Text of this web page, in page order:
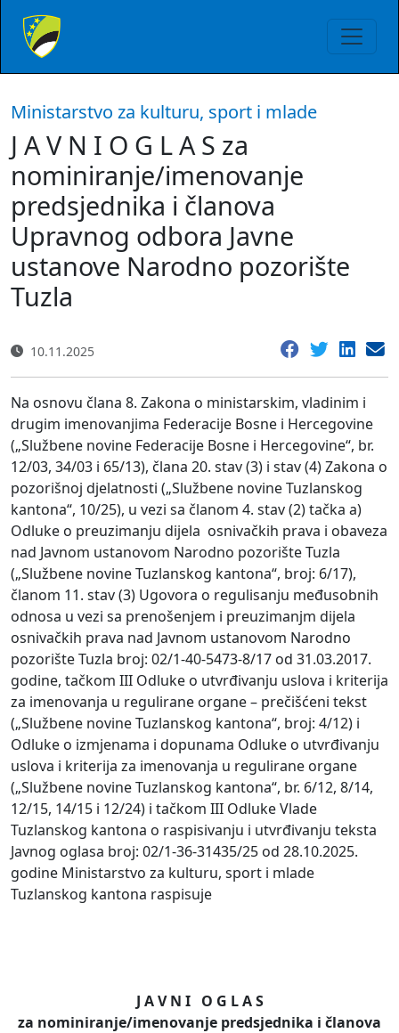
Ministarstvo za kulturu, sport i mlade
J A V N I O G L A S za
nominiranje/imenovanje
predsjednika i članova
Upravnog odbora Javne
ustanove Narodno pozorište
Tuzla
10.11.2025
Na osnovu člana 8. Zakona o ministarskim, vladinim i
drugim imenovanjima Federacije Bosne i Hercegovine
(„Službene novine Federacije Bosne i Hercegovine“, br.
12/03, 34/03 i 65/13), člana 20. stav (3) i stav (4) Zakona o
pozorišnoj djelatnosti („Službene novine Tuzlanskog
kantona“, 10/25), u vezi sa članom 4. stav (2) tačka a)
Odluke o preuzimanju dijela osnivačkih prava i obaveza
nad Javnom ustanovom Narodno pozorište Tuzla
(„Službene novine Tuzlanskog kantona“, broj: 6/17),
članom 11. stav (3) Ugovora o regulisanju međusobnih
odnosa u vezi sa prenošenjem i preuzimanjm dijela
osnivačkih prava nad Javnom ustanovom Narodno
pozorište Tuzla broj: 02/1-40-5473-8/17 od 31.03.2017.
godine, tačkom III Odluke o utvrđivanju uslova i kriterija
za imenovanja u regulirane organe – prečišćeni tekst
(„Službene novine Tuzlanskog kantona“, broj: 4/12) i
Odluke o izmjenama i dopunama Odluke o utvrđivanju
uslova i kriterija za imenovanja u regulirane organe
(„Službene novine Tuzlanskog kantona“, br. 6/12, 8/14,
12/15, 14/15 i 12/24) i tačkom III Odluke Vlade
Tuzlanskog kantona o raspisivanju i utvrđivanju teksta
Javnog oglasa broj: 02/1-36-31435/25 od 28.10.2025.
godine Ministarstvo za kulturu, sport i mlade
Tuzlanskog kantona raspisuje
J A V N I O G L A S
za nominiranje/imenovanje predsjednika i članova